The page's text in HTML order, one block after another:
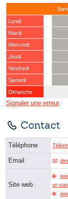
Lundi
Mardi
Mercredi
Jeudi
Vendredi
Samedi
Dimanche
Signaler une erreur
Contact
Téléphone
Email
Site web
ur-